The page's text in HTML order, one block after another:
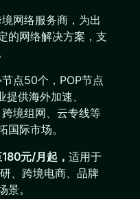
网络服务商，为出
的网络解决方案，支
点50个，POP节点
供海外加速、
境组网、云专线等
国际市场。
元/月起， 适用于
、跨境电商、品牌
。